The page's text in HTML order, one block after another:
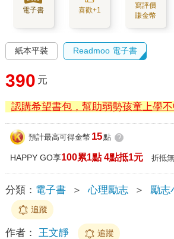
電子書 喜歡+1
寫評價
賺金幣
紙本平裝 Readmoo 電子書
390 元
認購希望書包，幫助弱勢孩童上學不
預計最高可得金幣 15點 ?
HAPPY GO享100累1點 4點抵1元 折抵
分類： 電子書 ＞ 心理勵志 ＞ 勵志
追蹤
作者： 王文靜 追蹤